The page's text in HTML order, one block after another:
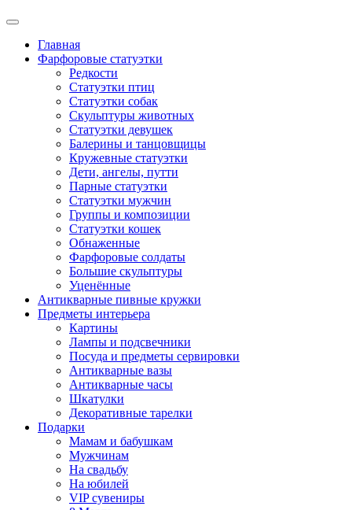
Главная
Фарфоровые статуэтки
Редкости
Cтатуэтки птиц
Cтатуэтки собак
Скульптуры животных
Статуэтки девушек
Балерины и танцовщицы
Кружевные статуэтки
Дети, ангелы, путти
Парные статуэтки
Статуэтки мужчин
Группы и композиции
Статуэтки кошек
Обнаженные
Фарфоровые солдаты
Большие скульптуры
Уценённые
Антикварные пивные кружки
Предметы интерьера
Картины
Лампы и подсвечники
Посуда и предметы сервировки
Антикварные вазы
Антикварные часы
Шкатулки
Декоративные тарелки
Подарки
Мамам и бабушкам
Мужчинам
На свадьбу
На юбилей
VIP сувениры